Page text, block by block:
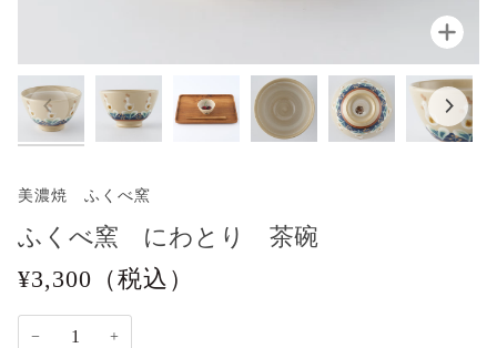
拡大
美濃焼 ふくべ窯
ふくべ窯 にわとり 茶碗
¥3,300 （税込）
− +